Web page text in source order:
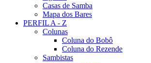
Casas de Samba
Mapa dos Bares
PERFIL A - Z
Colunas
Coluna do Bobô
Coluna do Rezende
Sambistas